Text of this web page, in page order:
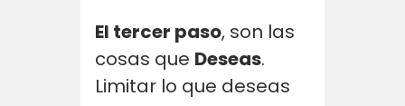
El tercer paso, son las
cosas que Deseas.
Limitar lo que deseas